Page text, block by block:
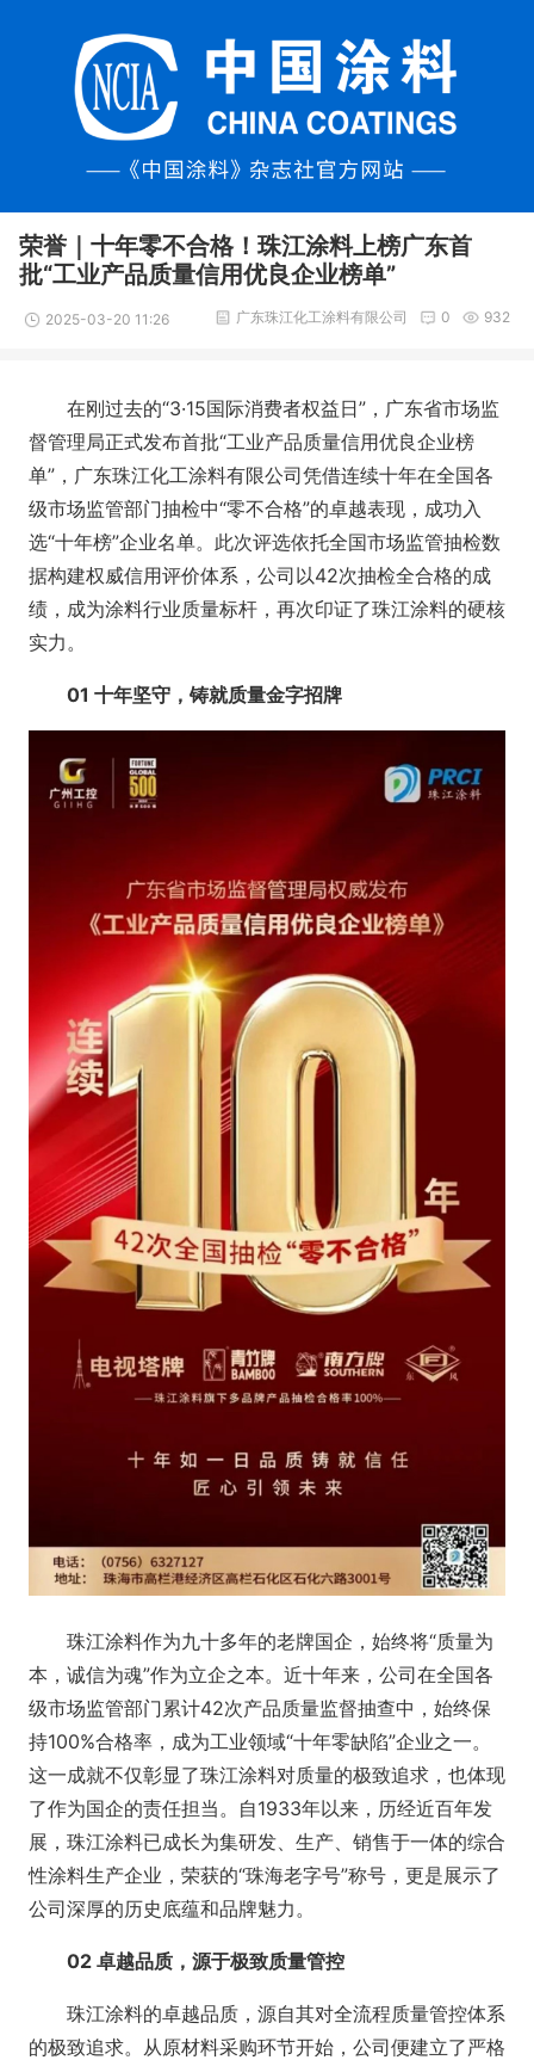
荣誉｜十年零不合格！珠江涂料上榜广东首
批“工业产品质量信用优良企业榜单”
2025-03-20 11:26 932
0
广东珠江化工涂料有限公司
在刚过去的“3·15国际消费者权益日”，广东省市场监
督管理局正式发布首批“工业产品质量信用优良企业榜
单”，广东珠江化工涂料有限公司凭借连续十年在全国各
级市场监管部门抽检中“零不合格”的卓越表现，成功入
选“十年榜”企业名单。此次评选依托全国市场监管抽检数
据构建权威信用评价体系，公司以42次抽检全合格的成
绩，成为涂料行业质量标杆，再次印证了珠江涂料的硬核
实力。
01 十年坚守，铸就质量金字招牌
珠江涂料作为九十多年的老牌国企，始终将“质量为
本，诚信为魂”作为立企之本。近十年来，公司在全国各
级市场监管部门累计42次产品质量监督抽查中，始终保
持100%合格率，成为工业领域“十年零缺陷”企业之一。
这一成就不仅彰显了珠江涂料对质量的极致追求，也体现
了作为国企的责任担当。自1933年以来，历经近百年发
展，珠江涂料已成长为集研发、生产、销售于一体的综合
性涂料生产企业，荣获的“珠海老字号”称号，更是展示了
公司深厚的历史底蕴和品牌魅力。
02 卓越品质，源于极致质量管控
珠江涂料的卓越品质，源自其对全流程质量管控体系
的极致追求。从原材料采购环节开始，公司便建立了严格